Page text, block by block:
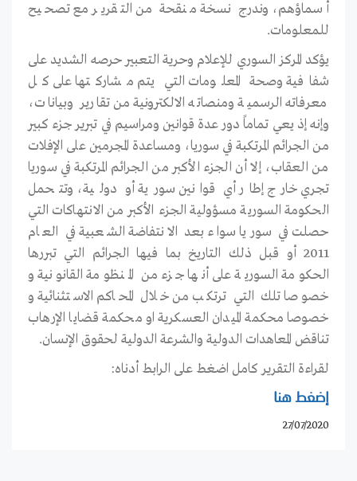
أسماؤهم، وندرج نسخة منقحة من التقرير مع تصحيح
للمعلومات.
يؤكد المركز السوري للإعلام وحرية التعبير حرصه الشديد على
شفافية وصحة المعلومات التي يتم مشاركتها على كل
معرفاته الرسمية ومنصاته الالكترونية من تقارير وبيانات،
وإنه إذ يعي تماماً دور عدة قوانين ومراسيم في تبرير جزء كبير
من الجرائم المرتكبة في سوريا، ومساعدة المجرمين على الإفلات
من العقاب، إلا أن الجزء الأكبر من الجرائم المرتكبة في سوريا
تجري خارج إطار أي قوانين سورية أو دولية، وتتحمل
الحكومة السورية مسؤولية الجزء الأكبر من الانتهاكات التي
حصلت في سوريا سواء بعد الانتفاضة الشعبية في العام
2011 أو قبل ذلك التاريخ بما فيها الجرائم التي تبررها
الحكومة السورية على أنها جزء من المنظومة القانونية و
خصوصا تلك التي ترتكب من خلال المحاكم الاستثنائية و
خصوصا محكمة الميدان العسكرية او محكمة قضايا الإرهاب
تناقض المعاهدات الدولية والشرعة الدولية لحقوق الإنسان.
لقراءة التقرير كامل اضغط على الرابط أدناه:
إضغط هنا
27/07/2020